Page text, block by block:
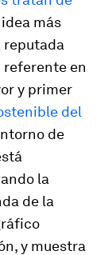
idea más
reputada
referente en
y primer
del
de
la
de la
y muestra